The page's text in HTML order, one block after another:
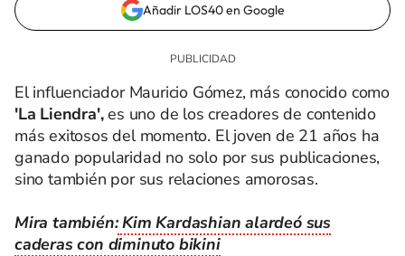
Añadir LOS40 en Google
El influenciador Mauricio Gómez, más conocido como
'La Liendra',es uno de los creadores de contenido
más exitosos del momento. El joven de 21 años ha
ganado popularidad no solo por sus publicaciones,
sino también por sus relaciones amorosas.
Mira también:Kim Kardashian alardeó sus
caderas con diminuto bikini